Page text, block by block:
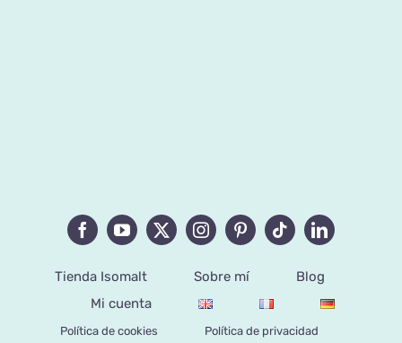
Tienda Isomalt Sobre mí
Blog
Mi cuenta
Política de cookies
Política de privacidad